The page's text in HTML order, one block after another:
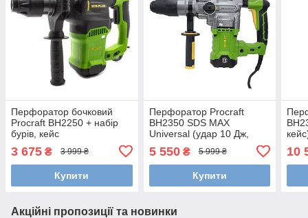
Перфоратор бочковий
Procraft BH2250 + набір
бурів, кейс
3 675 ₴ 3 999 ₴
Купити
Перфоратор Procraft
BH2350 SDS MAX
Universal (удар 10 Дж,
5 550₴ 5 999 ₴
Купити
10
Акційні пропозиції та новинки